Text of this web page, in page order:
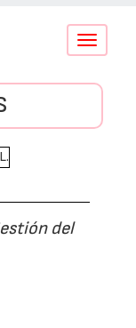
Conmutar
del